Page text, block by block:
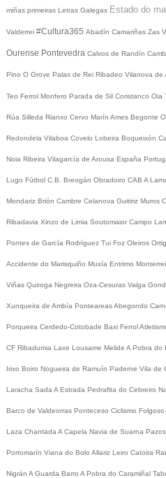
miñas primeiras Letras Galegas Estado do
Valderrei #Cultura365 Abadín Camariñas Zas
Ourense Pontevedra Calvos de Randín
Pino O Grove Palas de Rei Ribadeo Vilanova de
Teo Ferrol Monfero Parada de Sil Coristanco Oia
Rúa Silleda Rianxo Cervo Marín Ames Begonte
Redondela Vilaboa Covelo Lobeira Boqueixón
Noia Ribeira Vilagarcía de Arousa España
Lugo Fútbol C.B. Breogán Obradoiro CAB A
Mondariz Brión Cambre Celanova Guitiriz Muros
Ribadavia Xinzo de Limia Soutomaior Campo
Pontes de García Rodríguez Tui Foz Oleiros
Accidente do Marisquiño Muxía Entrimo Monterrei
Viñas Quiroga Negreira Oza-Cesuras Valga
Xunqueira de Ambía PonteareasAbegondo
Porqueira Cerdedo-Cotobade Baxi Ferrol
CF Ribadumia Laxe Lousame Melide A Pobra do
Irixo Boiro Nogueira de Ramuín Paderne Vila de
Laracha Sada A Estrada Pedrafita do Cebreiro
Barco de Valdeorras Ponteceso Ciclismo
Laza Chantada A Capela Navia de Suarna
Portomarín Viana do Bolo Allariz Leiro Catoira
Nigrán A Guarda Barro A Pobra do Caramiñal